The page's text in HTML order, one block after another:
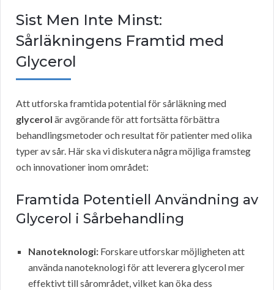
Sist Men Inte Minst:
Sårläkningens Framtid med
Glycerol
Att utforska framtida potential för sårläkning med
glycerol är avgörande för att fortsätta förbättra
behandlingsmetoder och resultat för patienter med olika
typer av sår. Här ska vi diskutera några möjliga framsteg
och innovationer inom området:
Framtida Potentiell Användning av
Glycerol i Sårbehandling
Nanoteknologi: Forskare utforskar möjligheten att
använda nanoteknologi för att leverera glycerol mer
effektivt till sårområdet, vilket kan öka dess